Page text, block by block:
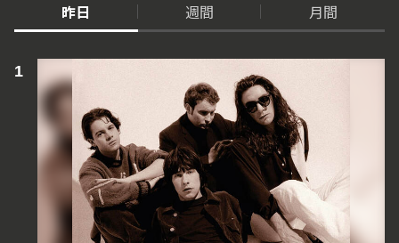
昨日 週間 月間